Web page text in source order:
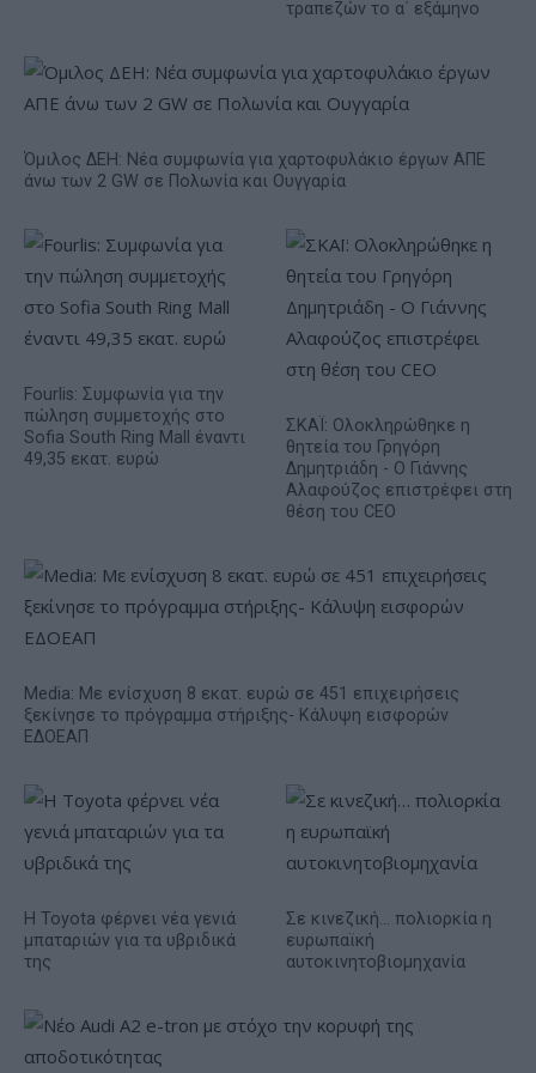
τραπεζών το α΄ εξάμηνο
Όμιλος ΔΕΗ: Νέα συμφωνία για χαρτοφυλάκιο έργων ΑΠΕ
άνω των 2 GW σε Πολωνία και Ουγγαρία
Fourlis: Συμφωνία για την
πώληση συμμετοχής στο
Sofia South Ring Mall έναντι
49,35 εκατ. ευρώ
ΣΚΑΪ: Ολοκληρώθηκε η
θητεία του Γρηγόρη
Δημητριάδη - Ο Γιάννης
Αλαφούζος επιστρέφει στη
θέση του CEO
Media: Με ενίσχυση 8 εκατ. ευρώ σε 451 επιχειρήσεις
ξεκίνησε το πρόγραμμα στήριξης- Κάλυψη εισφορών
ΕΔΟΕΑΠ
Η Toyota φέρνει νέα γενιά
μπαταριών για τα υβριδικά
της
Σε κινεζική… πολιορκία η
ευρωπαϊκή
αυτοκινητοβιομηχανία